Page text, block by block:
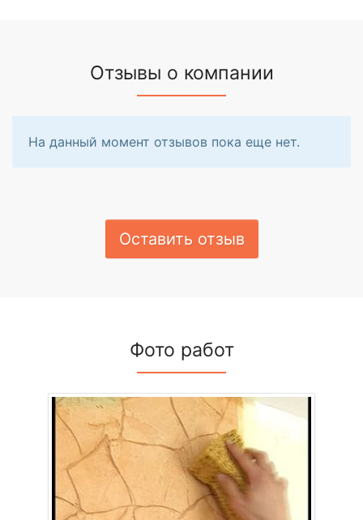
Отзывы о компании
На данный момент отзывов пока еще нет.
Оставить отзыв
Фото работ